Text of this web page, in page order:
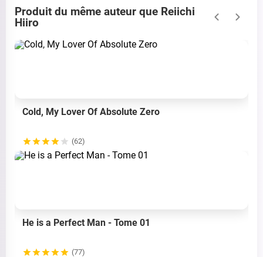
Produit du même auteur que Reiichi
Hiiro
Cold, My Lover Of Absolute Zero
(62)
He is a Perfect Man - Tome 01
(77)